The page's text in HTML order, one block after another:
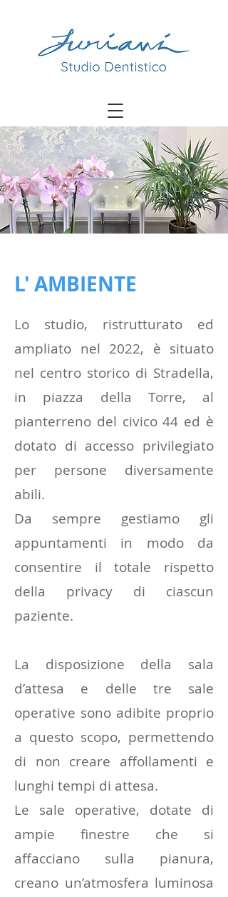
L' AMBIENTE
Lo studio, ristrutturato ed
ampliato nel 2022, è situato
nel centro storico di Stradella,
in piazza della Torre, al
pianterreno del civico 44 ed è
dotato di accesso privilegiato
per persone diversamente
abili.
Da sempre gestiamo gli
appuntamenti in modo da
consentire il totale rispetto
della privacy di ciascun
paziente.
La disposizione della sala
d’attesa e delle tre sale
operative sono adibite proprio
a questo scopo, permettendo
di non creare affollamenti e
lunghi tempi di attesa.
Le sale operative, dotate di
ampie finestre che si
affacciano sulla pianura,
creano un’atmosfera luminosa